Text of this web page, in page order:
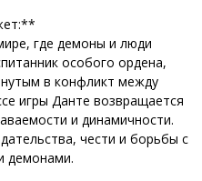
где демоны и люди
особого ордена,
в конфликт между
игры Данте возвращается
и динамичности.
чести и борьбы с
демонами.